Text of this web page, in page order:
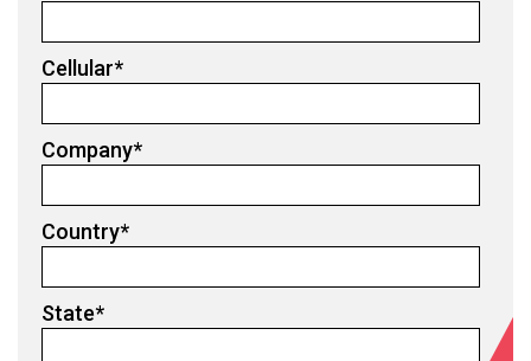
Cellular*
Company*
Country*
State*